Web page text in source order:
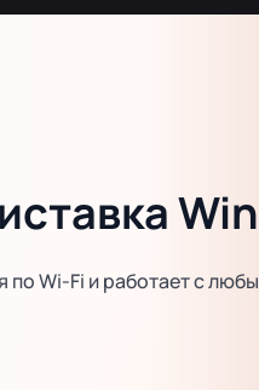
по Wi-Fi и работает с